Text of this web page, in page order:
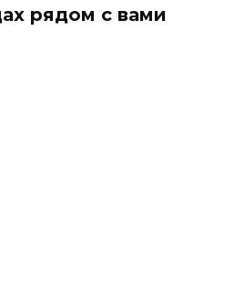
рядом с вами